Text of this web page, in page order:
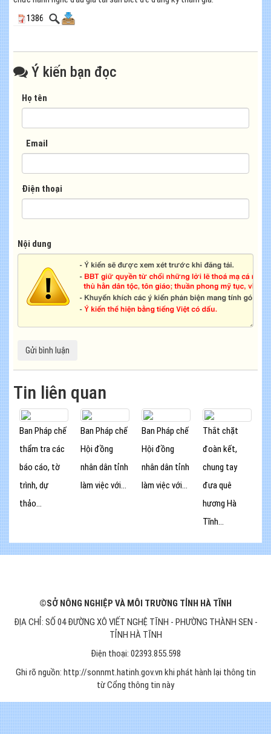
1386
Ý kiến bạn đọc
Họ tên
Email
Điện thoại
Nội dung
Tin liên quan
Ban Pháp chế
thẩm tra các
báo cáo, tờ
trình, dự
thảo...
Ban Pháp chế
Hội đồng
nhân dân tỉnh
làm việc với...
Ban Pháp chế
Hội đồng
nhân dân tỉnh
làm việc với...
Thắt chặt
đoàn kết,
chung tay
đưa quê
hương Hà
Tĩnh...
©SỞ NÔNG NGHIỆP VÀ MÔI TRƯỜNG TỈNH HÀ TĨNH
ĐỊA CHỈ: SỐ 04 ĐƯỜNG XÔ VIẾT NGHỆ TĨNH - PHƯỜNG THÀNH SEN -
TỈNH HÀ TĨNH
Điện thoại: 02393.855.598
Ghi rõ nguồn: http://sonnmt.hatinh.gov.vn khi phát hành lại thông tin
từ Cổng thông tin này